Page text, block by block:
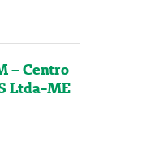
– Centro
Ltda-ME